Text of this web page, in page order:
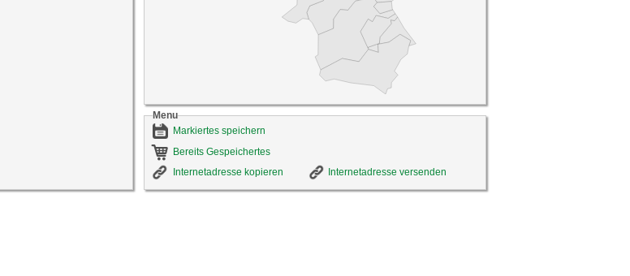
Menu
Markiertes speichern
Bereits Gespeichertes
Internetadresse kopieren
Internetadresse versenden